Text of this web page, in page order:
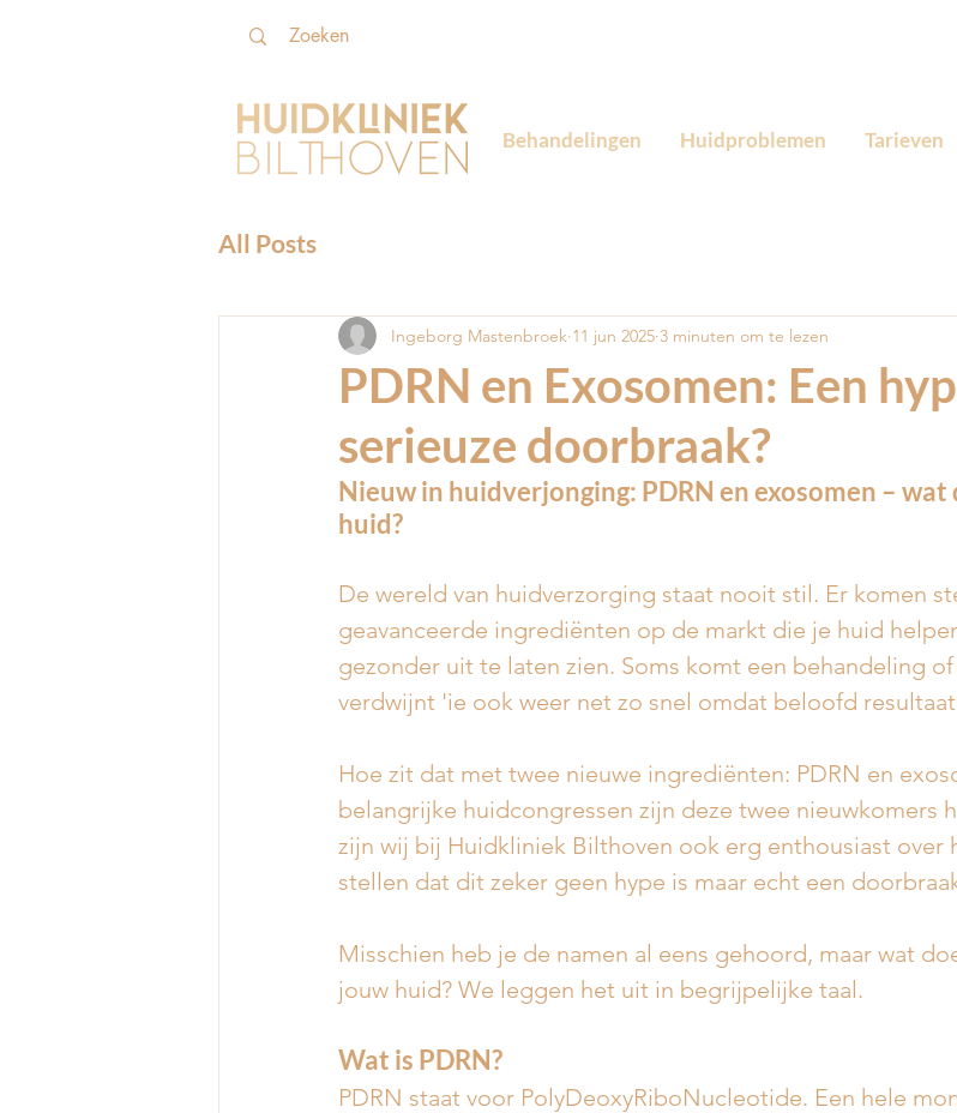
Behandelingen Huidproblemen Tarieven
All Posts
PDRN en Exosomen: Een
serieuze doorbraak?
Ingeborg Mastenbroek 11 jun 2025 3 minuten om te lezen
Nieuw in huidverjonging: PDRN en exosomen –
huid?
De wereld van huidverzorging staat nooit stil. Er komen
geavanceerde ingrediënten op de markt die je huid
gezonder uit te laten zien. Soms komt een behandeling
verdwijnt 'ie ook weer net zo snel omdat beloofd
Hoe zit dat met twee nieuwe ingrediënten: PDRN en
belangrijke huidcongressen zijn deze twee nieuwkomers
zijn wij bij Huidkliniek Bilthoven ook erg enthousiast over
stellen dat dit zeker geen hype is maar echt een
Misschien heb je de namen al eens gehoord, maar wat
jouw huid? We leggen het uit in begrijpelijke taal.
Wat is PDRN?
PDRN staat voor PolyDeoxyRiboNucleotide. Een hele